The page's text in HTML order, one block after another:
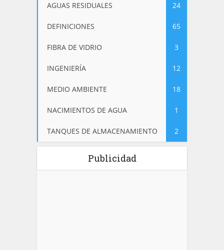
AGUAS RESIDUALES 24
DEFINICIONES 65
FIBRA DE VIDRIO 3
INGENIERÍA 12
MEDIO AMBIENTE 18
NACIMIENTOS DE AGUA 1
TANQUES DE ALMACENAMIENTO 2
Publicidad